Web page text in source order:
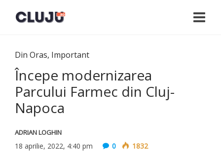
Din Oras, Important
Începe modernizarea
Parcului Farmec din Cluj-
Napoca
ADRIAN LOGHIN
18 aprilie, 2022, 4:40 pm 0 1832